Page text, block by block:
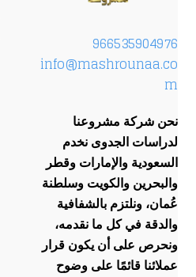
966535904976
info@mashrounaa.co
m
نحن شركة مشروعنا
لدراسات الجدوى نخدم
السعودية والإمارات وقطر
والبحرين والكويت وسلطنة
عُمان، ونلتزم بالشفافية
والدقة في كل ما نقدمه،
ونحرص على أن يكون قرار
عملائنا قائمًا على وضوح